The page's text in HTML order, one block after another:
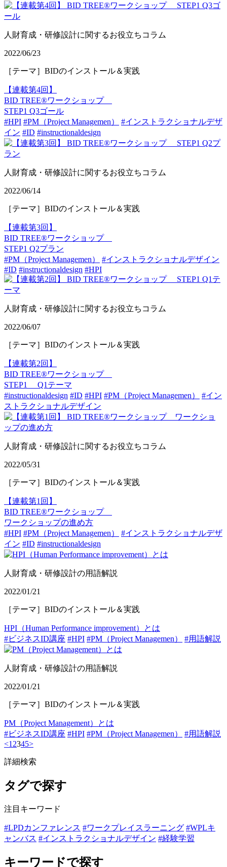
人財育成・研修設計に関するお役立ちコラム
2022/06/23
［テーマ］BIDのインストール＆実践
【連載第4回】
BID TREE®ワークショップ
STEP1 Q3ゴール
#HPI #PM（Project Managemen）
#インストラクショナルデザ
イン #ID #instructionaldesign
人財育成・研修設計に関するお役立ちコラム
2022/06/14
［テーマ］BIDのインストール＆実践
【連載第3回】
BID TREE®ワークショップ
STEP1 Q2プラン
#PM（Project Managemen）
#インストラクショナルデザイン
#ID #instructionaldesign #HPI
人財育成・研修設計に関するお役立ちコラム
2022/06/07
［テーマ］BIDのインストール＆実践
【連載第2回】
BID TREE®ワークショップ
STEP1 Q1テーマ
#instructionaldesign #ID #HPI #PM（Project Managemen）
#イン
ストラクショナルデザイン
人財育成・研修設計に関するお役立ちコラム
2022/05/31
［テーマ］BIDのインストール＆実践
【連載第1回】
BID TREE®ワークショップ
ワークショップの進め方
#HPI #PM（Project Managemen）
#インストラクショナルデザ
イン #ID #instructionaldesign
人財育成・研修設計の用語解説
2022/01/21
［テーマ］BIDのインストール＆実践
HPI（Human Performance improvement）とは
#ビジネスID講座 #HPI #PM（Project Managemen） #用語解説
人財育成・研修設計の用語解説
2022/01/21
［テーマ］BIDのインストール＆実践
PM（Project Management）とは
#ビジネスID講座 #HPI #PM（Project Managemen）
#用語解説
<1 2345>
詳細検索
タグで探す
注目キーワード
#LPDカンファレンス #ワークプレイスラーニング #WPLキ
ャンバス #インストラクショナルデザイン #経験学習
キーワードで探す